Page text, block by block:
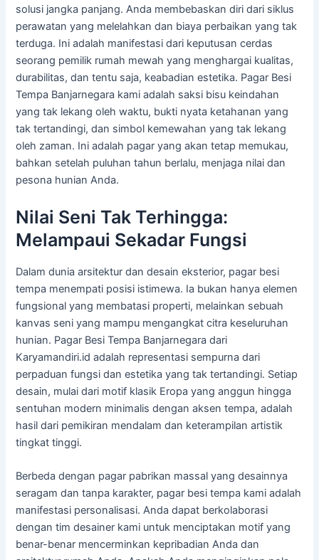
solusi jangka panjang. Anda membebaskan diri dari siklus
perawatan yang melelahkan dan biaya perbaikan yang tak
terduga. Ini adalah manifestasi dari keputusan cerdas
seorang pemilik rumah mewah yang menghargai kualitas,
durabilitas, dan tentu saja, keabadian estetika. Pagar Besi
Tempa Banjarnegara kami adalah saksi bisu keindahan
yang tak lekang oleh waktu, bukti nyata ketahanan yang
tak tertandingi, dan simbol kemewahan yang tak lekang
oleh zaman. Ini adalah pagar yang akan tetap memukau,
bahkan setelah puluhan tahun berlalu, menjaga nilai dan
pesona hunian Anda.
Nilai Seni Tak Terhingga:
Melampaui Sekadar Fungsi
Dalam dunia arsitektur dan desain eksterior, pagar besi
tempa menempati posisi istimewa. Ia bukan hanya elemen
fungsional yang membatasi properti, melainkan sebuah
kanvas seni yang mampu mengangkat citra keseluruhan
hunian. Pagar Besi Tempa Banjarnegara dari
Karyamandiri.id adalah representasi sempurna dari
perpaduan fungsi dan estetika yang tak tertandingi. Setiap
desain, mulai dari motif klasik Eropa yang anggun hingga
sentuhan modern minimalis dengan aksen tempa, adalah
hasil dari pemikiran mendalam dan keterampilan artistik
tingkat tinggi.
Berbeda dengan pagar pabrikan massal yang desainnya
seragam dan tanpa karakter, pagar besi tempa kami adalah
manifestasi personalisasi. Anda dapat berkolaborasi
dengan tim desainer kami untuk menciptakan motif yang
benar-benar mencerminkan kepribadian Anda dan